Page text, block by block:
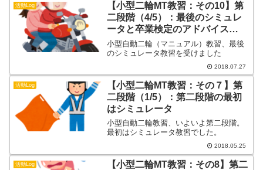
活動Log
【小型二輪MT教習：その10】第
二段階（4/5）：最後のシミュレ
ータと卒業検定のアドバイス
（？）
小型自動二輪（マニュアル）教習、最後
のシミュレータ教習を受けました
2018.07.27
活動Log
【小型二輪MT教習：その７】第
二段階（1/5）：第二段階の最初
はシミュレータ
小型自動二輪教習、いよいよ第二段階。
最初はシミュレータ教習でした。
2018.05.25
活動Log
【小型二輪MT教習：その8】第二